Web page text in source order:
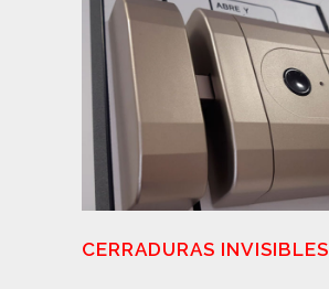
CERRADURAS INVISIBLES